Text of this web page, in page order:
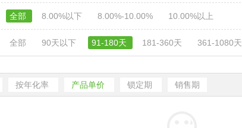
全部 8.00%以下 8.00%-10.00% 10.00%以上
全部 90天以下 91-180天 181-360天 361-1080天
按年化率 产品单价 锁定期 销售期